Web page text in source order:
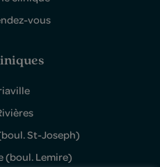
vous
St-Joseph)
(boul. Lemire)